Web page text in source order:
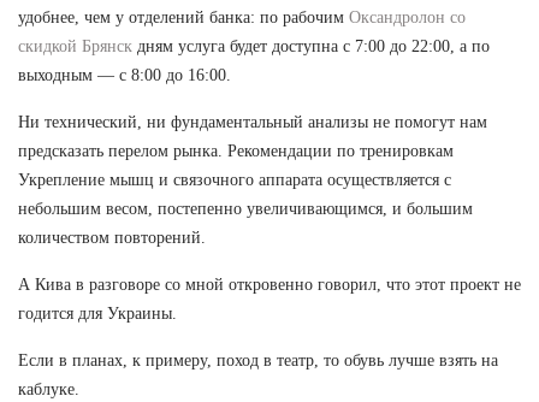
удобнее, чем у отделений банка: по рабочим Оксандролон со
скидкой Брянск дням услуга будет доступна с 7:00 до 22:00, а по
выходным — с 8:00 до 16:00.
Ни технический, ни фундаментальный анализы не помогут нам
предсказать перелом рынка. Рекомендации по тренировкам
Укрепление мышц и связочного аппарата осуществляется с
небольшим весом, постепенно увеличивающимся, и большим
количеством повторений.
А Кива в разговоре со мной откровенно говорил, что этот проект не
годится для Украины.
Если в планах, к примеру, поход в театр, то обувь лучше взять на
каблуке.